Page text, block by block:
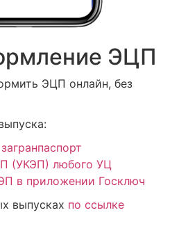
ЭЦП
ЭЦП онлайн, без
(УКЭП) любого УЦ
в приложении Госключ
выпусках по ссылке